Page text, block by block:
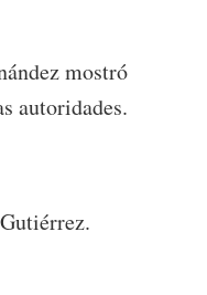
mostró
autoridades.